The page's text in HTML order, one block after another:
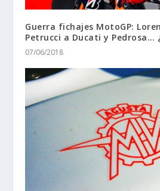
Guerra fichajes MotoGP:
Petrucci a Ducati y Pedrosa…
07/06/2018